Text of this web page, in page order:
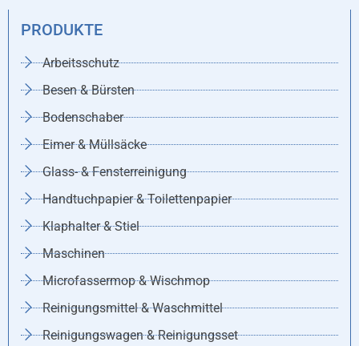
PRODUKTE
Arbeitsschutz
Besen & Bürsten
Bodenschaber
Eimer & Müllsäcke
Glass- & Fensterreinigung
Handtuchpapier & Toilettenpapier
Klaphalter & Stiel
Maschinen
Microfassermop & Wischmop
Reinigungsmittel & Waschmittel
Reinigungswagen & Reinigungsset